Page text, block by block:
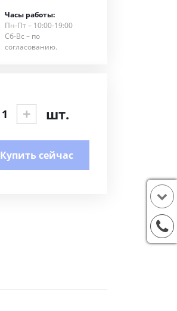
Часы работы:
Пн-Пт – 10:00-19:00
Сб-Вс – по
согласованию.
+ шт.
Купить сейчас